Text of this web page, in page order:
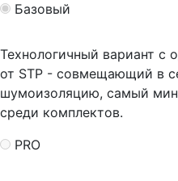
Базовый
Технологичный вариант
от STP - совмещающий в
шумоизоляцию, самый
среди комплектов.
PRO